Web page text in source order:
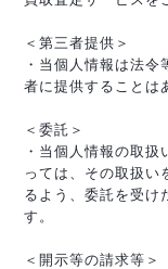
＜第三者提供＞
・当個人情報は法
者に提供することは
＜委託＞
・当個人情報の取
っては、その取扱い
るよう、委託を受け
す。
＜開示等の請求等＞